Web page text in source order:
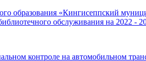
образования «Кингисеппский
обслуживания на 2022 -
контроле на автомобильном